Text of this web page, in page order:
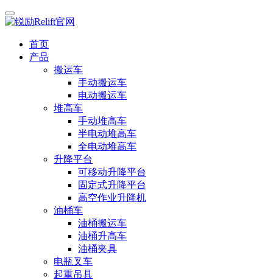
首页
产品
搬运车
手动搬运车
电动搬运车
堆高车
手动堆高车
半电动堆高车
全电动堆高车
升降平台
可移动升降平台
固定式升降平台
高空作业升降机
油桶车
油桶搬运车
油桶升高车
油桶夹具
电瓶叉车
起重吊具